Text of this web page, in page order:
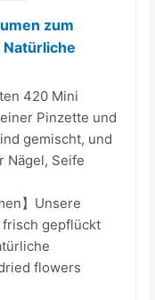
zum
Natürliche
420 Mini
Pinzette und
gemischt, und
Nägel, Seife
】Unsere
gepflückt
flowers